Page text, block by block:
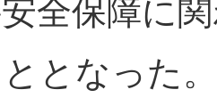
全保障に
となった